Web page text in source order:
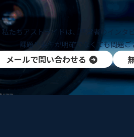
私たちアストライドは、経営者のインタ
課題や要件が明確でなくても問題
メールで問い合わせる